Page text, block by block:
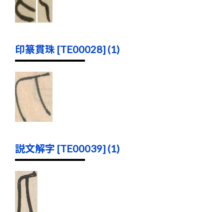
印篆貫珠 [TE00028] (1)
説文解字 [TE00039] (1)